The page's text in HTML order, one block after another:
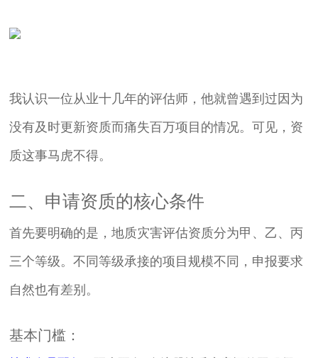
我认识一位从业十几年的评估师，他就曾遇到过因为
没有及时更新资质而痛失百万项目的情况。可见，资
质这事马虎不得。
二、申请资质的核心条件
首先要明确的是，地质灾害评估资质分为甲、乙、丙
三个等级。不同等级承接的项目规模不同，申报要求
自然也有差别。
基本门槛：